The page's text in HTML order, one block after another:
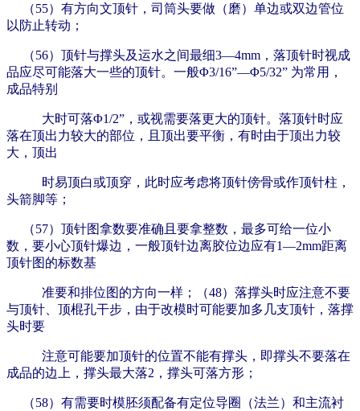
（55）有方向文顶针，司筒头要做（磨）单边或双边管位
以防止转动；
（56）顶针与撑头及运水之间最细3—4mm，落顶针时视成
品应尽可能落大一些的顶针。一般Φ3/16”—Φ5/32” 为常用，
成品特别
大时可落Φ1/2”，或视需要落更大的顶针。落顶针时应
落在顶出力较大的部位，且顶出要平衡，有时由于顶出力较
大，顶出
时易顶白或顶穿，此时应考虑将顶针傍骨或作顶针柱，
头箭脚等；
（57）顶针图拿数要准确且要拿整数，最多可给一位小
数，要小心顶针爆边，一般顶针边离胶位边应有1—2mm距离
顶针图的标数基
准要和排位图的方向一样；（48）落撑头时应注意不要
与顶针、顶棍孔干步，由于改模时可能要加多几支顶针，落撑
头时要
注意可能要加顶针的位置不能有撑头，即撑头不要落在
成品的边上，撑头最大落2，撑头可落方形；
（58）有需要时模胚须配备有定位导圈（法兰）和主流衬